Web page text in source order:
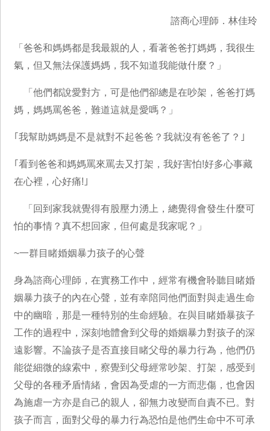
諮商心理師．林佳玲
「爸爸和媽媽都是我最親的人，看著爸爸打媽媽，我很生
氣，但又無法保護媽媽，我不知道我能做什麼？」
「他們都說愛對方，可是他們卻總是在吵架，爸爸打媽
媽，媽媽罵爸爸，難道這就是愛嗎？」
｢我幫助媽媽是不是就對不起爸爸？我就沒有爸爸了？｣
｢看到爸爸和媽媽罵來罵去又打架，我好害怕!好多心事藏
在心裡，心好痛!｣
「回到家我就覺得有股壓力湧上，總覺得會發生什麼可
怕的事情？真不想回家，但何處是我家呢？」
~一群目睹婚姻暴力孩子的心聲
身為諮商心理師，在實務工作中，經常有機會聆聽目睹婚
姻暴力孩子的內在心聲，並有幸陪同他們面對與走過生命
中的幽暗，那是一種特別的生命經驗。在與目睹婚暴孩子
工作的過程中，深刻地體會到父母的婚姻暴力對孩子的深
遠影響。不論孩子是否直接目睹父母的暴力行為，他們仍
能從細微的線索中，察覺到父母經常吵架、打架，感受到
父母的各種矛盾情緒，會因為受虐的一方而悲傷，也會因
為施虐一方亦是自己的親人，卻無力改變而自責不已。對
孩子而言，面對父母的暴力行為恐怕是他們生命中不可承